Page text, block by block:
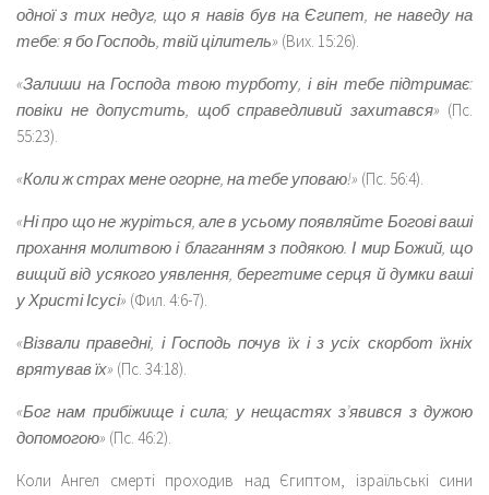
одної з тих недуг, що я навів був на Єгипет, не наведу на
тебе: я бо Господь, твій цілитель» (Вих. 15:26).
«Залиши на Господа твою турботу, і він тебе підтримає:
повіки не допустить, щоб справедливий захитався» (Пс.
55:23).
«Коли ж страх мене огорне, на тебе уповаю!» (Пс. 56:4).
«Ні про що не журіться, але в усьому появляйте Богові ваші
прохання молитвою і благанням з подякою. І мир Божий, що
вищий від усякого уявлення, берегтиме серця й думки ваші
у Христі Ісусі» (Фил. 4:6-7).
«Візвали праведні, і Господь почув їх і з усіх скорбот їхніх
врятував їх» (Пс. 34:18).
«Бог нам прибіжище і сила; у нещастях з’явився з дужою
допомогою» (Пс. 46:2).
Коли Ангел смерті проходив над Єгиптом, ізраїльські сини